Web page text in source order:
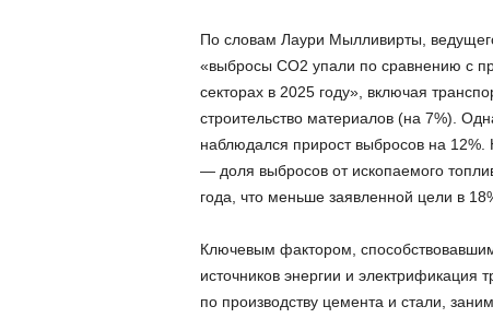
По словам Лаури Мылливирты,
«выбросы CO2 упали по сравнению с
секторах в 2025 году», включая
строительство материалов (на 7%).
наблюдался прирост выбросов на 12%.
— доля выбросов от ископаемого
года, что меньше заявленной цели в
Ключевым фактором,
источников энергии и электрификация
по производству цемента и стали,